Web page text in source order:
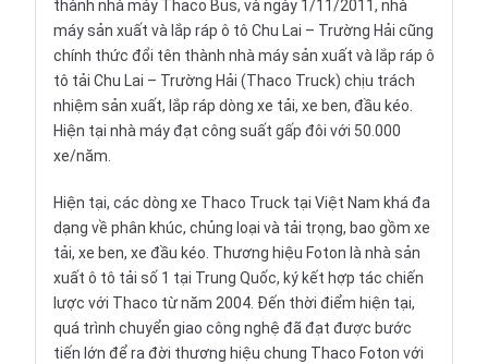
thành nhà máy Thaco Bus, và ngày 1/11/2011, nhà
máy sản xuất và lắp ráp ô tô Chu Lai – Trường Hải cũng
chính thức đổi tên thành nhà máy sản xuất và lắp ráp ô
tô tải Chu Lai – Trường Hải (Thaco Truck) chịu trách
nhiệm sản xuất, lắp ráp dòng xe tải, xe ben, đầu kéo.
Hiện tại nhà máy đạt công suất gấp đôi với 50.000
xe/năm.
Hiện tại, các dòng xe Thaco Truck tại Việt Nam khá đa
dạng về phân khúc, chủng loại và tải trọng, bao gồm xe
tải, xe ben, xe đầu kéo. Thương hiệu Foton là nhà sản
xuất ô tô tải số 1 tại Trung Quốc, ký kết hợp tác chiến
lược với Thaco từ năm 2004. Đến thời điểm hiện tại,
quá trình chuyển giao công nghệ đã đạt được bước
tiến lớn để ra đời thương hiệu chung Thaco Foton với